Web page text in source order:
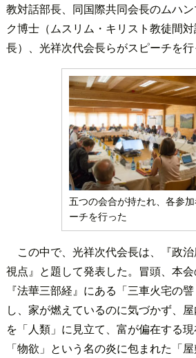
教対話部長、同国際共同会長のムハ
ク博士（ムスリム・キリスト教徒間
長）、光祥次代会長らがスピーチを行
五つの会合が持たれ、各参
ーチを行った
この中で、光祥次代会長は、『政
視点』と題して発表した。冒頭、本
『法華三部経』にある「三車火宅の
し、家が燃えているのに気づかず、
を「人類」に見立て、富が偏在する現
「物欲」という名の炎に包まれた「